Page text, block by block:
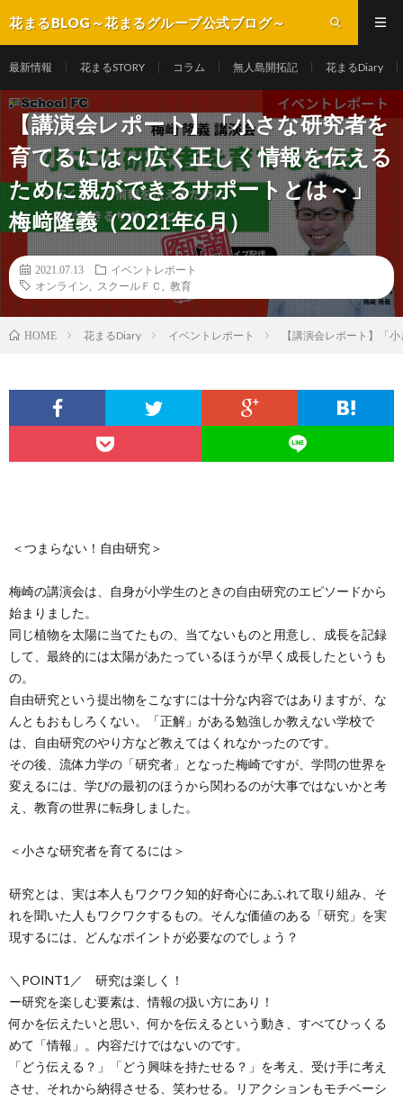
花まるBLOG～花まるグループ公式ブログ～
最新情報 花まるSTORY コラム 無人島開拓記 花まるDiary
【講演会レポート】「小さな研究者を
育てるには～広く正しく情報を伝える
ために親ができるサポートとは～」
梅﨑隆義（2021年6月）
2021.07.13
イベントレポート
オンライン
スクールＦＣ 教育
HOME 花まるDiary イベントレポート 【講演会レポート】「
＜つまらない！自由研究＞
梅崎の講演会は、自身が小学生のときの自由研究のエピソードから
始まりました。
同じ植物を太陽に当てたもの、当てないものと用意し、成長を記録
して、最終的には太陽があたっているほうが早く成長したというも
の。
自由研究という提出物をこなすには十分な内容ではありますが、な
んともおもしろくない。「正解」がある勉強しか教えない学校で
は、自由研究のやり方など教えてはくれなかったのです。
その後、流体力学の「研究者」となった梅崎ですが、学問の世界を
変えるには、学びの最初のほうから関わるのが大事ではないかと考
え、教育の世界に転身しました。
＜小さな研究者を育てるには＞
研究とは、実は本人もワクワク知的好奇心にあふれて取り組み、そ
れを聞いた人もワクワクするもの。そんな価値のある「研究」を実
現するには、どんなポイントが必要なのでしょう？
＼POINT1／ 研究は楽しく！
ー研究を楽しむ要素は、情報の扱い方にあり！
何かを伝えたいと思い、何かを伝えるという動き、すべてひっくる
めて「情報」。内容だけではないのです。
「どう伝える？」「どう興味を持たせる？」を考え、受け手に考え
させ、それから納得させる、笑わせる。リアクションもモチベーシ